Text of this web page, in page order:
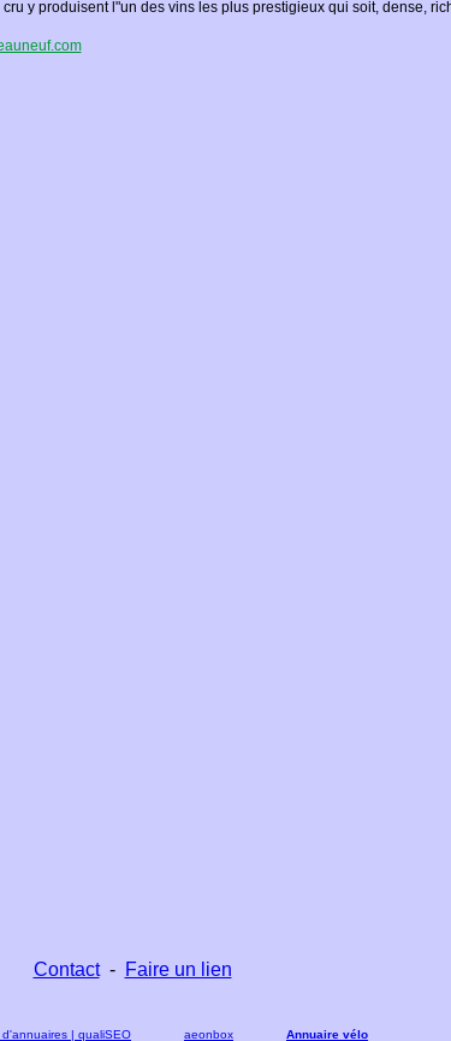
cru y produisent l"un des vins les plus prestigieux qui soit, dense,
Contact- Faire un lien
| qualiSEO aeonbox Annuaire vélo